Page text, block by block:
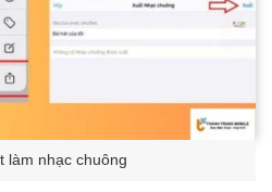
làm nhạc chuông